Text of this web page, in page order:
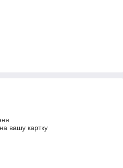
вашу картку